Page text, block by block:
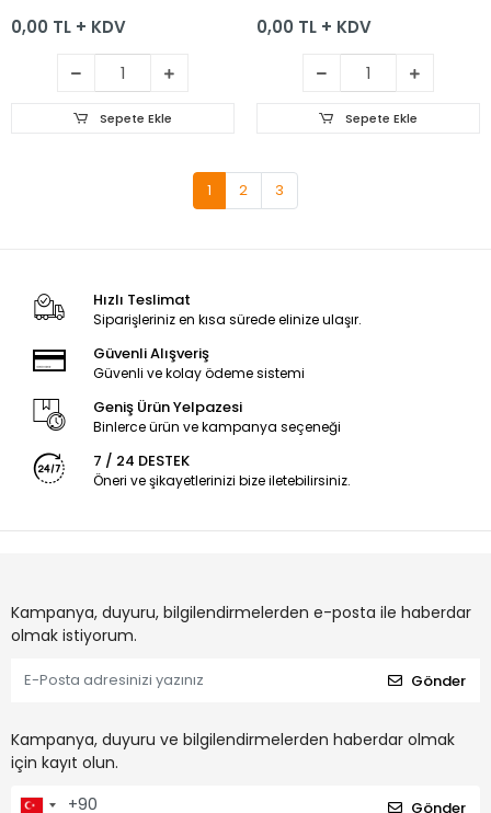
0,00 TL + KDV
Sepete Ekle
0,00 TL + KDV
Sepete Ekle
1 2 3
Hızlı Teslimat
Siparişleriniz en kısa sürede elinize ulaşır.
Güvenli Alışveriş
Güvenli ve kolay ödeme sistemi
Geniş Ürün Yelpazesi
Binlerce ürün ve kampanya seçeneği
7 / 24 DESTEK
Öneri ve şikayetlerinizi bize iletebilirsiniz.
Kampanya, duyuru, bilgilendirmelerden e-posta ile haberdar
olmak istiyorum.
Gönder
Kampanya, duyuru ve bilgilendirmelerden haberdar olmak
için kayıt olun.
Gönder